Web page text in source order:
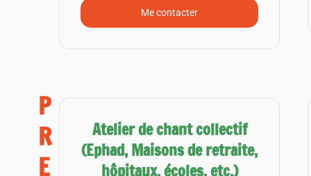
Me contacter
P
R
E
Atelier de chant collectif
(Ephad, Maisons de retraite,
hôpitaux, écoles, etc.)